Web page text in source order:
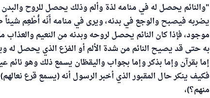
"والنائم يحصل له في منامه لذة وألم وذلك يحصل للروح
يضربه فيصبح والوجع في بدنه، ويرى في منامه أَنّه أُطْعِم
موجود، فإذا كان النائم يحصل لروحه وبدنه من النعيم
به حتى قد يصيح النائم من شدة الألم أو الفزع الذي يحصل له
إما بقرآن وإما بذكر وإما بجواب واليقظان يسمع ذلك وهو
فكيف ينكر حال المقبور الذي أخبر الرسول أنه (يسمع قرع
منهم؟)،